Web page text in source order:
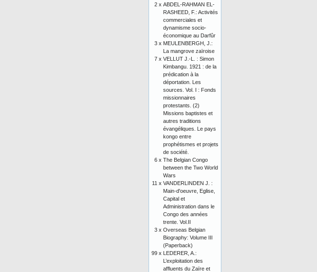
2 x ABDEL-RAHMAN EL-
RASHEED, F.: Activités
commerciales et
dynamisme socio-
économique au Darfûr
3 x MEULENBERGH, J.:
La mangrove zaïroise
7 x VELLUT J.-L. : Simon
Kimbangu. 1921 : de la
prédication à la
déportation. Les
sources. Vol. I : Fonds
missionnaires
protestants. (2)
Missions baptistes et
autres traditions
évangéliques. Le pays
kongo entre
prophétismes et projets
de société.
6 x The Belgian Congo
between the Two World
Wars
11 x VANDERLINDEN J. :
Main-d'oeuvre, Eglise,
Capital et
Administration dans le
Congo des années
trente. Vol.II
3 x Overseas Belgian
Biography: Volume III
(Paperback)
99 x LEDERER, A.:
L’exploitation des
affluents du Zaïre et